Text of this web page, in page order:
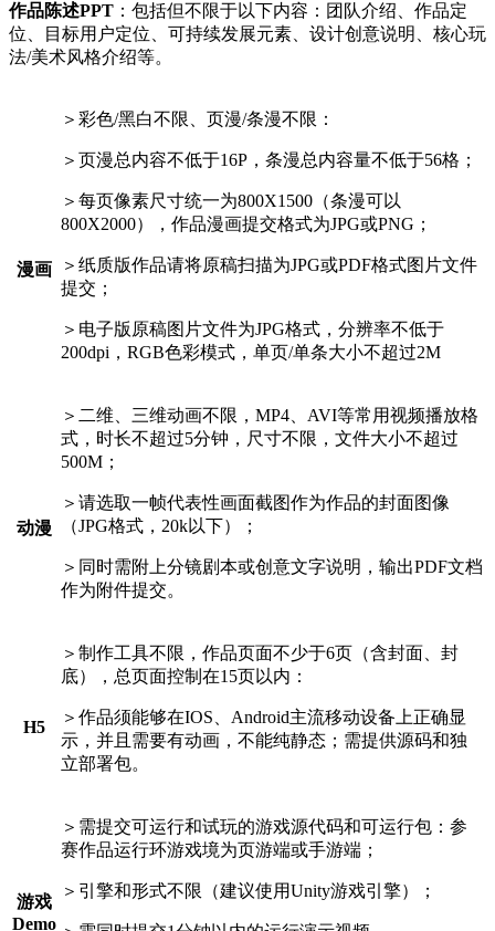
作品陈述PPT ：包括但不限于以下内容：团队介绍、作品定
位、目标用户定位、可持续发展元素、设计创意说明、核心玩
法/美术风格介绍等。
漫画
＞彩色/黑白不限、页漫/条漫不限：
＞页漫总内容不低于16P，条漫总内容量不低于56格；
＞每页像素尺寸统一为800X1500（条漫可以
800X2000），作品漫画提交格式为JPG或PNG；
＞纸质版作品请将原稿扫描为JPG或PDF格式图片文件
提交；
＞电子版原稿图片文件为JPG格式，分辨率不低于
200dpi，RGB色彩模式，单页/单条大小不超过2M
动漫
＞二维、三维动画不限，MP4、AVI等常用视频播放格
式，时长不超过5分钟，尺寸不限，文件大小不超过
500M；
＞请选取一帧代表性画面截图作为作品的封面图像
（JPG格式，20k以下）；
＞同时需附上分镜剧本或创意文字说明，输出PDF文档
作为附件提交。
H5
＞制作工具不限，作品页面不少于6页（含封面、封
底），总页面控制在15页以内：
＞作品须能够在IOS、Android主流移动设备上正确显
示，并且需要有动画，不能纯静态；需提供源码和独
立部署包。
游戏
Demo
＞需提交可运行和试玩的游戏源代码和可运行包：参
赛作品运行环游戏境为页游端或手游端；
＞引擎和形式不限（建议使用Unity游戏引擎）；